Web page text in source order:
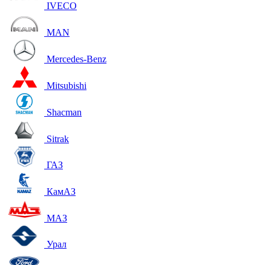
IVECO
MAN
Mercedes-Benz
Mitsubishi
Shacman
Sitrak
ГАЗ
КамАЗ
МАЗ
Урал